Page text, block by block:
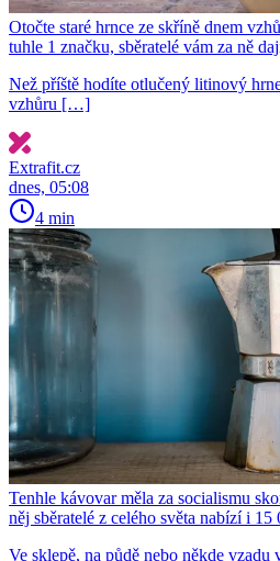
Otočte staré hrnce ze skříně dnem
tuhle 1 značku, sběratelé vám za ně
Než příště hodíte otlučený litinový
vzhůru […]
Extrafit.cz
dnes, 05:08
4 min
Tenhle kávovar měla za socialismu
něj sběratelé z celého světa nabízí i 15
Ve sklepě, na půdě nebo někde vzadu